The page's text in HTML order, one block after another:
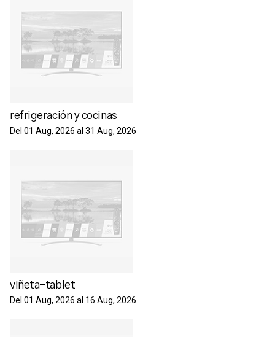
refrigeración y cocinas
Del 01 Aug, 2026 al 31 Aug, 2026
viñeta-tablet
Del 01 Aug, 2026 al 16 Aug, 2026